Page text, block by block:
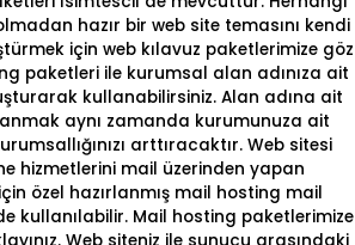
hazır bir web site temasını kendi
için web kılavuz paketlerimize göz
paketleri ile kurumsal alan adınıza ait
kullanabilirsiniz. Alan adına ait
aynı zamanda kurumunuza ait
arttıracaktır. Web sitesi
hizmetlerini mail üzerinden yapan
özel hazırlanmış mail hosting mail
kullanılabilir. Mail hosting paketlerimize